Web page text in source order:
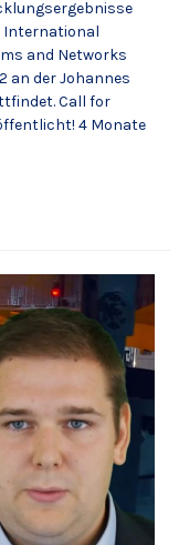
International
and Networks
an der Johannes
Call for
4 Monate